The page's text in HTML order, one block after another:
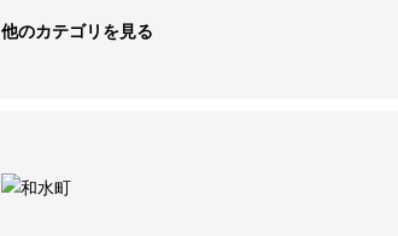
他のカテゴリを見る